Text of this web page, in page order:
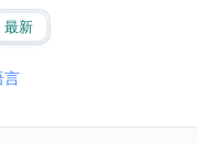
最新
言